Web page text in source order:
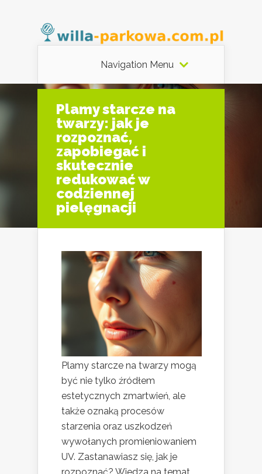
Navigation Menu
Plamy starcze na
twarzy: jak je
rozpoznać,
zapobiegać i
skutecznie
redukować w
codziennej
pielęgnacji
Plamy starcze na twarzy mogą
być nie tylko źródłem
estetycznych zmartwień, ale
także oznaką procesów
starzenia oraz uszkodzeń
wywołanych promieniowaniem
UV. Zastanawiasz się, jak je